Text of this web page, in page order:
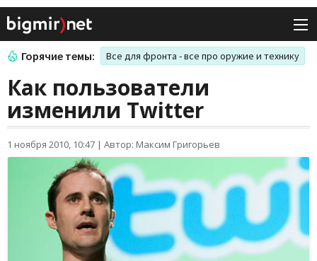
Горячие темы: Все для фронта - все про оружие и технику
Как пользователи
изменили Twitter
1 ноября 2010, 10:47 | Автор: Максим Григорьев